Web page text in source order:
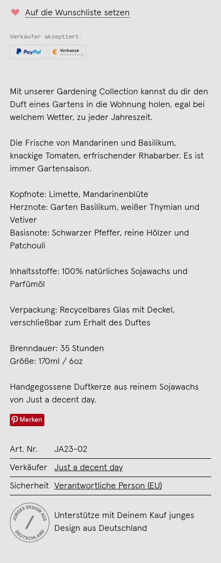
Auf die Wunschliste setzen
Verkäufer akzeptiert:
Mit unserer Gardening Collection kannst du dir den
Duft eines Gartens in die Wohnung holen, egal bei
welchem Wetter, zu jeder Jahreszeit.
Die Frische von Mandarinen und Basilikum,
knackige Tomaten, erfrischender Rhabarber. Es ist
immer Gartensaison.
Kopfnote: Limette, Mandarinenblüte
Herznote: Garten Basilikum, weißer Thymian und
Vetiver
Basisnote: Schwarzer Pfeffer, reine Hölzer und
Patchouli
Inhaltsstoffe: 100% natürliches Sojawachs und
Parfümöl
Verpackung: Recycelbares Glas mit Deckel,
verschließbar zum Erhalt des Duftes
Brenndauer: 35 Stunden
Größe: 170ml / 6oz
Handgegossene Duftkerze aus reinem Sojawachs
von Just a decent day.
Merken
Art. Nr. JA23-02
Verkäufer Just a decent day
Sicherheit Verantwortliche Person (EU)
Unterstütze mit Deinem Kauf junges
Design aus Deutschland